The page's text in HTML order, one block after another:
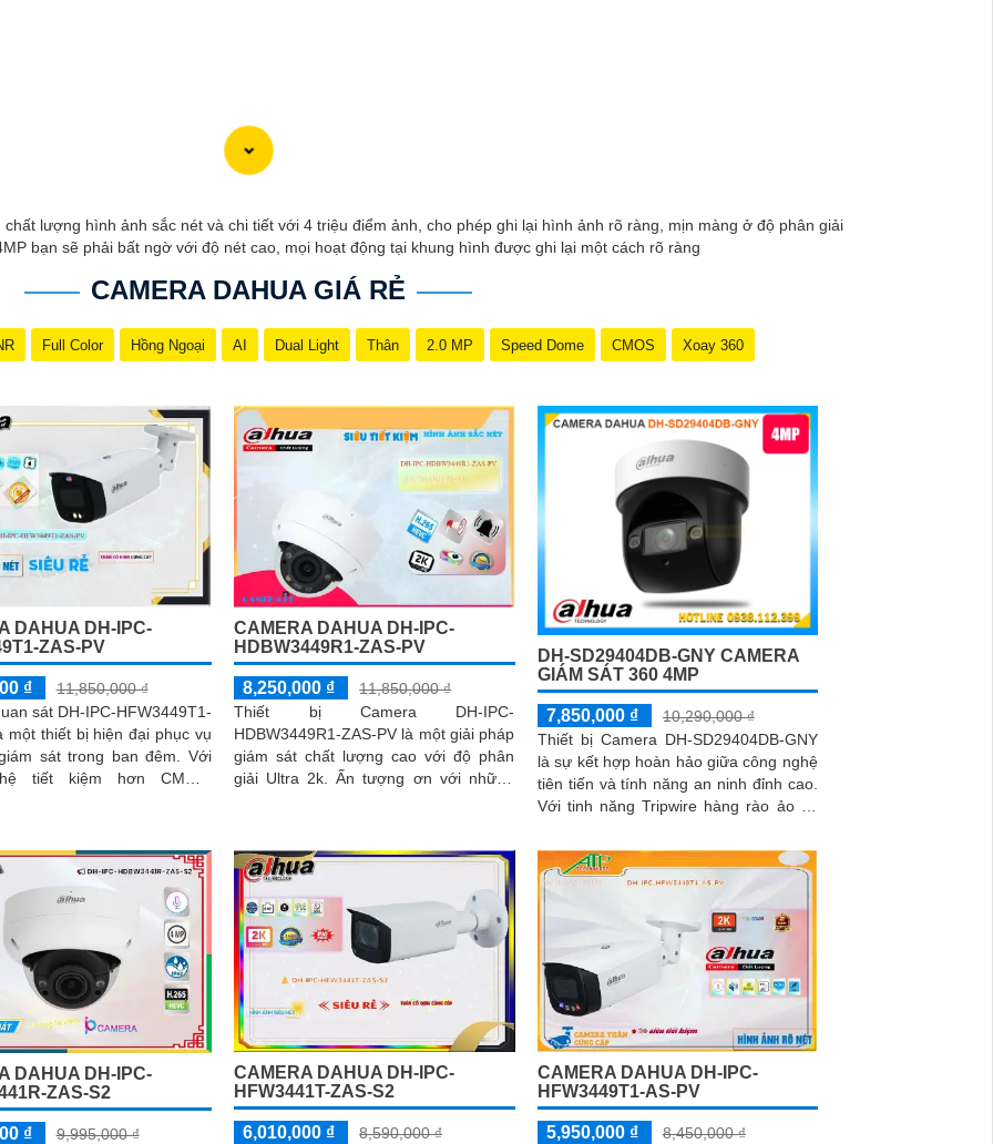
lượng hình ảnh sắc nét và chi tiết với 4 triệu điểm ảnh, cho phép ghi lại hình ảnh rõ ràng, mịn màng ở độ phân giải
bạn sẽ phải bất ngờ với độ nét cao, mọi hoạt động tại khung hình được ghi lại một cách rõ ràng
CAMERA DAHUA GIÁ RẺ
Full Color Hồng Ngoại AI Dual Light Thân 2.0 MP Speed Dome CMOS Xoay 360
DAHUA DH-IPC-
ZAS-PV
₫
11,850,000 ₫
sát DH-IPC-HFW3449T1-
một thiết bị hiện đại phục vụ
sát trong ban đêm. Với
tiết kiệm hơn CMOS,
CAMERA DAHUA DH-IPC-
HDBW3449R1-ZAS-PV
8,250,000 ₫
11,850,000 ₫
Thiết bị Camera DH-IPC-
HDBW3449R1-ZAS-PV là một giải pháp
giám sát chất lượng cao với độ phân
giải Ultra 2k. Ấn tượng ơn với những
DH-SD29404DB-GNY CAMERA
GIÁM SÁT 360 4MP
7,850,000 ₫
10,290,000 ₫
Thiết bị Camera DH-SD29404DB-GNY
là sự kết hợp hoàn hảo giữa công nghệ
tiên tiến và tính năng an ninh đỉnh cao.
Với tinh năng Tripwire hàng rào ảo và
DAHUA DH-IPC-
ZAS-S2
₫
9,995,000 ₫
CAMERA DAHUA DH-IPC-
HFW3441T-ZAS-S2
6,010,000 ₫
8,590,000 ₫
CAMERA DAHUA DH-IPC-
HFW3449T1-AS-PV
5,950,000 ₫
8,450,000 ₫